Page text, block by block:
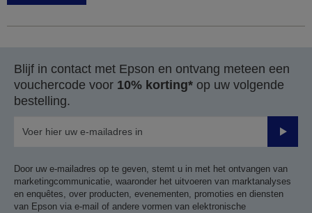
Blijf in contact met Epson en ontvang meteen een
vouchercode voor 10% korting* op uw volgende
bestelling.
Door uw e-mailadres op te geven, stemt u in met het ontvangen van
marketingcommunicatie, waaronder het uitvoeren van marktanalyses
en enquêtes, over producten, evenementen, promoties en diensten
van Epson via e-mail of andere vormen van elektronische